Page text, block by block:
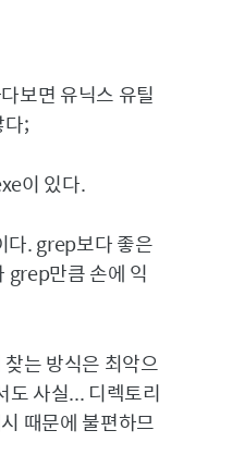
보면 유닉스 유틸
다;
이 있다.
다. grep보다 좋은
grep만큼 손에 익
는 방식은 최악으
도 사실... 디렉토리
때문에 불편하므